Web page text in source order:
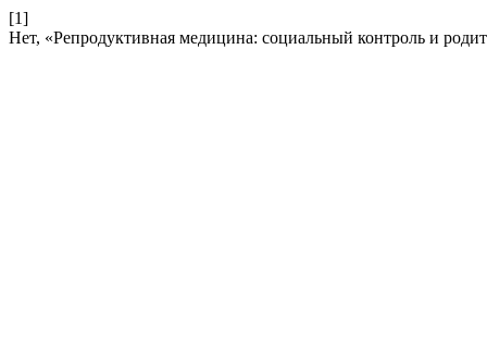
[1]
Нет, «Репродуктивная медицина: социальный контроль и